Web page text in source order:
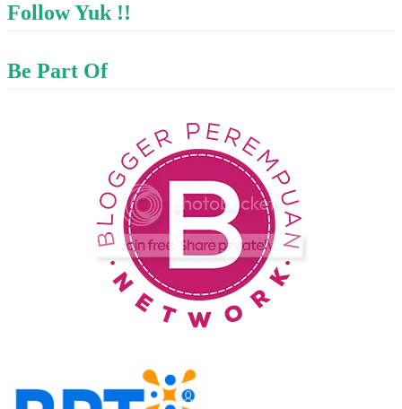
Follow Yuk !!
Be Part Of